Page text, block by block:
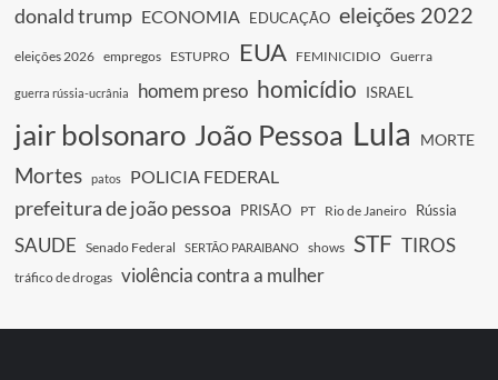
donald trump ECONOMIA EDUCAÇÃO eleições 2022
eleições 2026 empregos ESTUPRO EUA FEMINICIDIO Guerra
guerra rússia-ucrânia homem preso homicídio ISRAEL
jair bolsonaro João Pessoa Lula MORTE
Mortes patos POLICIA FEDERAL
prefeitura de joão pessoa PRISÃO PT Rio de Janeiro Rússia
SAUDE Senado Federal SERTÃO PARAIBANO shows STF TIROS
tráfico de drogas violência contra a mulher